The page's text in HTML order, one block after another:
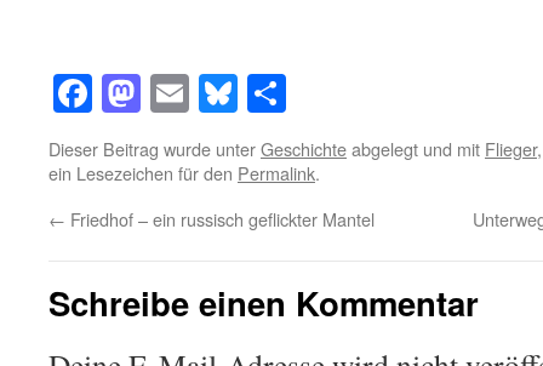
Facebook
Mastodon
EmailBluesky
Dieser Beitrag wurde unterGeschichteabgelegt und mit Flieger
ein Lesezeichen für den Permalink.
← Friedhof – ein russisch geflickter Mantel
Schreibe einen Kommentar